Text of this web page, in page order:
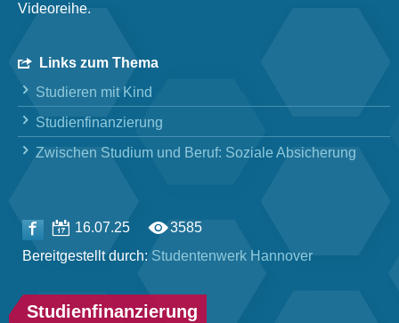
Videoreihe.
Links zum Thema
Studieren mit Kind
Studienfinanzierung
Zwischen Studium und Beruf: Soziale Absicherung
16.07.25
3585
Bereitgestellt durch: Studentenwerk Hannover
Studienfinanzierung